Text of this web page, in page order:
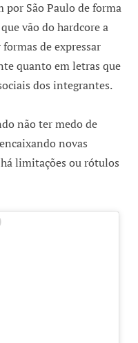
por São Paulo de forma
vão do hardcore a
de expressar
quanto em letras que
dos integrantes.
não ter medo de
novas
limitações ou rótulos